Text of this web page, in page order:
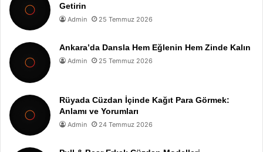
Getirin
Admin 25 Temmuz 2026
Ankara’da Dansla Hem Eğlenin Hem Zinde Kalın
Admin 25 Temmuz 2026
Rüyada Cüzdan İçinde Kağıt Para Görmek:
Anlamı ve Yorumları
Admin 24 Temmuz 2026